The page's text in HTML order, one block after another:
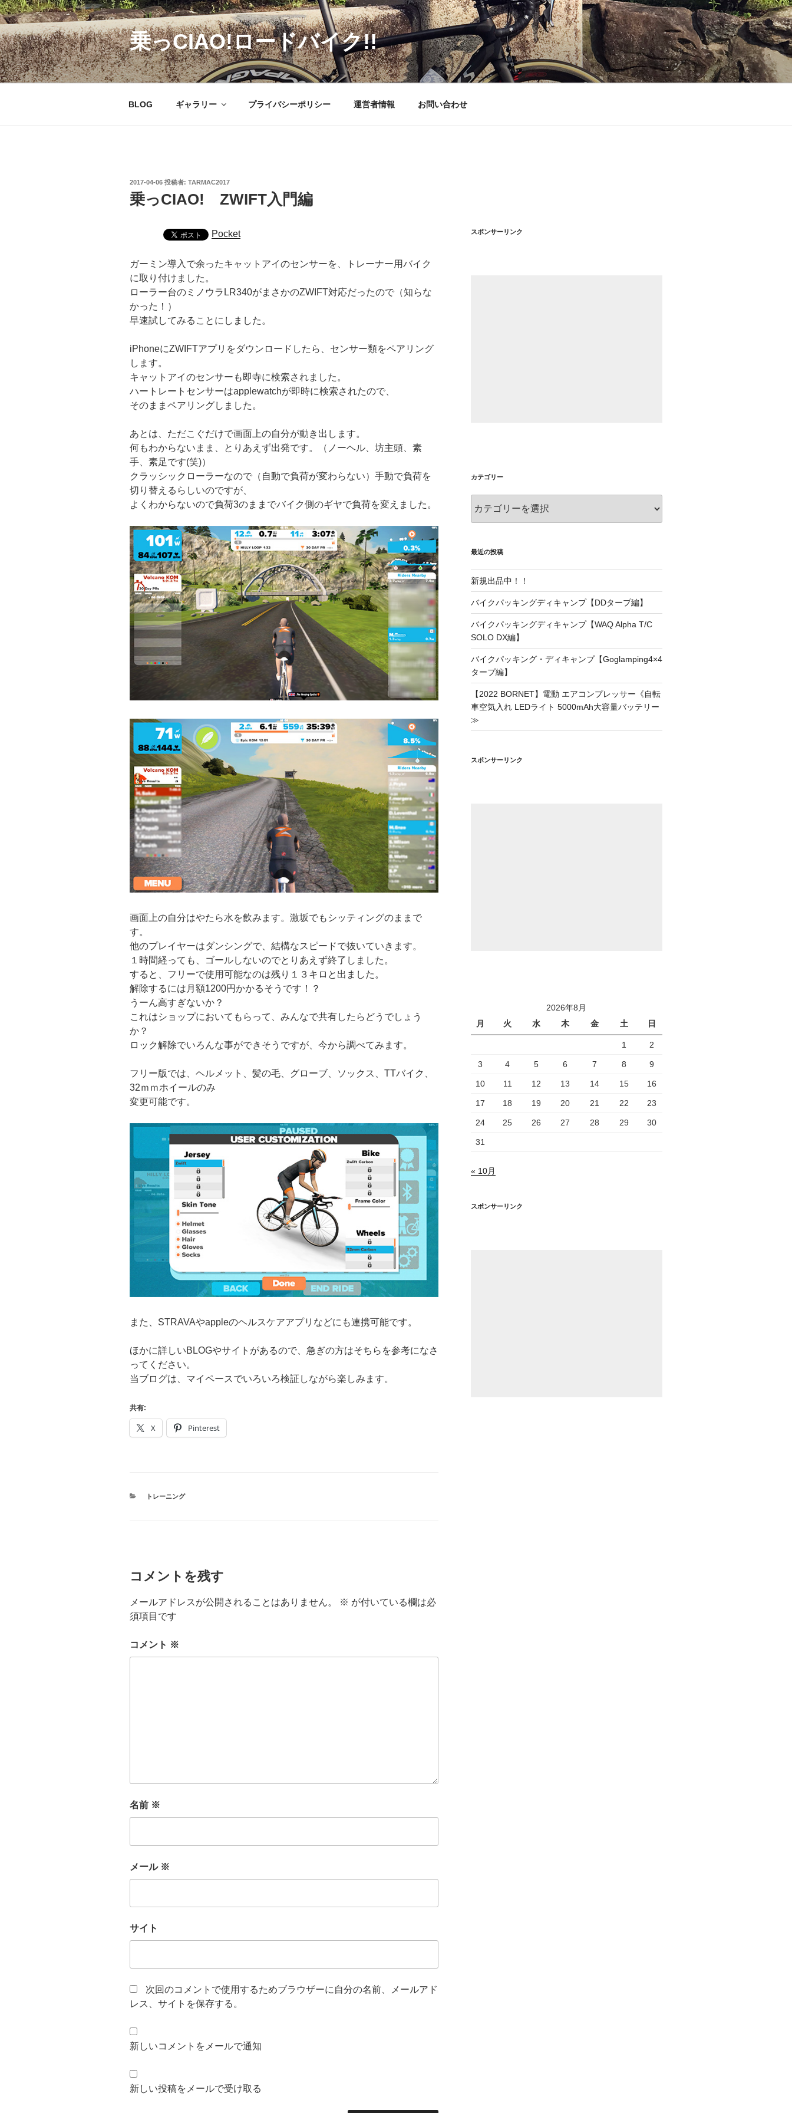
コ
ン
テ
ン
ツ
へ
乗っCIAO!ロードバイク!!
BLOG ギャラリー プライバシーポリシー 運営者情報 お問い合わせ
投
稿
日:
2017-04-06 投稿者: TARMAC2017
乗っCIAO! ZWIFT入門編
Pocket
ガーミン導入で余ったキャットアイのセンサーを、トレーナー用バイク
に取り付けました。
ローラー台のミノウラLR340がまさかのZWIFT対応だったので（知らな
かった！）
早速試してみることにしました。
iPhoneにZWIFTアプリをダウンロードしたら、センサー類をペアリング
します。
キャットアイのセンサーも即寺に検索されました。
ハートレートセンサーはapplewatchが即時に検索されたので、
そのままペアリングしました。
あとは、ただこぐだけで画面上の自分が動き出します。
何もわからないまま、とりあえず出発です。（ノーヘル、坊主頭、素
手、素足です(笑)）
クラッシックローラーなので（自動で負荷が変わらない）手動で負荷を
切り替えるらしいのですが、
よくわからないので負荷3のままでバイク側のギヤで負荷を変えました。
画面上の自分はやたら水を飲みます。激坂でもシッティングのままで
す。
他のプレイヤーはダンシングで、結構なスピードで抜いていきます。
１時間経っても、ゴールしないのでとりあえず終了しました。
すると、フリーで使用可能なのは残り１３キロと出ました。
解除するには月額1200円かかるそうです！？
うーん高すぎないか？
これはショップにおいてもらって、みんなで共有したらどうでしょう
か？
ロック解除でいろんな事ができそうですが、今から調べてみます。
フリー版では、ヘルメット、髪の毛、グローブ、ソックス、TTバイク、
32ｍｍホイールのみ
変更可能です。
また、STRAVAやappleのヘルスケアアプリなどにも連携可能です。
ほかに詳しいBLOGやサイトがあるので、急ぎの方はそちらを参考になさ
ってください。
当ブログは、マイペースでいろいろ検証しながら楽しみます。
共有:
X Pinterest
カトレーニング
コメントを残す
メールアドレスが公開されることはありません。 ※ が付いている欄は必
須項目です
コメント ※
名前 ※
メール ※
サイト
次回のコメントで使用するためブラウザーに自分の名前、メールアド
レス、サイトを保存する。
新しいコメントをメールで通知
新しい投稿をメールで受け取る
スポンサーリンク
カテゴリー
テ
ー
最近の投稿
新規出品中！！
バイクパッキングディキャンプ【DDタープ編】
バイクパッキングディキャンプ【WAQ Alpha T/C
SOLO DX編】
バイクパッキング・ディキャンプ【Goglamping4×4
タープ編】
【2022 BORNET】電動 エアコンプレッサー《自転
車空気入れ LEDライト 5000mAh大容量バッテリー
≫
スポンサーリンク
2026年8月
月
火 水 木 金 土 日
1 2
3 4 5 6 7 8 9
10 11 12 13 14 15 16
17 18 19 20 21 22 23
24 25 26 27 28 29 30
31
« 10月
スポンサーリンク